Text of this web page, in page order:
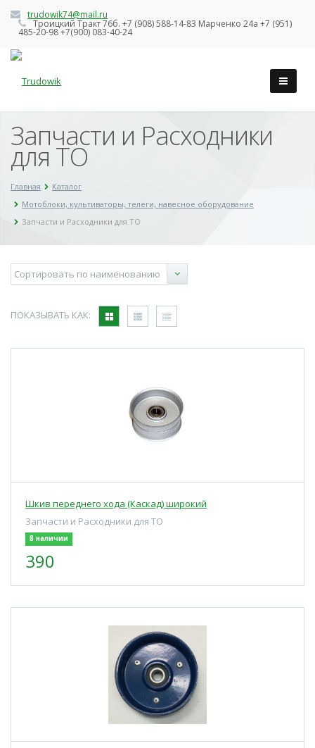
trudowik74@mail.ru
Троицкий Тракт 76б. +7 (908) 588-14-83 Марченко 24а +7 (951)
485-20-98 +7(900) 083-40-24
Запчасти и Расходники
для ТО
Главная
Каталог
Мотоблоки, культиваторы, телеги, навесное оборудование
Запчасти и Расходники для ТО
ПОКАЗЫВАТЬ КАК:
Шкив переднего хода (Каскад) широкий
Запчасти и Расходники для ТО
В наличии
390